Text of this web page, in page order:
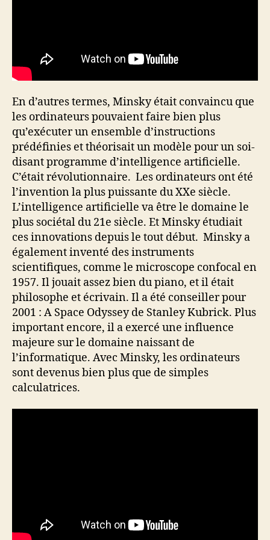
En d’autres termes, Minsky était convaincu que
les ordinateurs pouvaient faire bien plus
qu’exécuter un ensemble d’instructions
prédéfinies et théorisait un modèle pour un soi-
disant programme d’intelligence artificielle.
C’était révolutionnaire. Les ordinateurs ont été
l’invention la plus puissante du XXe siècle.
L’intelligence artificielle va être le domaine le
plus sociétal du 21e siècle. Et Minsky étudiait
ces innovations depuis le tout début. Minsky a
également inventé des instruments
scientifiques, comme le microscope confocal en
1957. Il jouait assez bien du piano, et il était
philosophe et écrivain. Il a été conseiller pour
2001 : A Space Odyssey de Stanley Kubrick. Plus
important encore, il a exercé une influence
majeure sur le domaine naissant de
l’informatique. Avec Minsky, les ordinateurs
sont devenus bien plus que de simples
calculatrices.